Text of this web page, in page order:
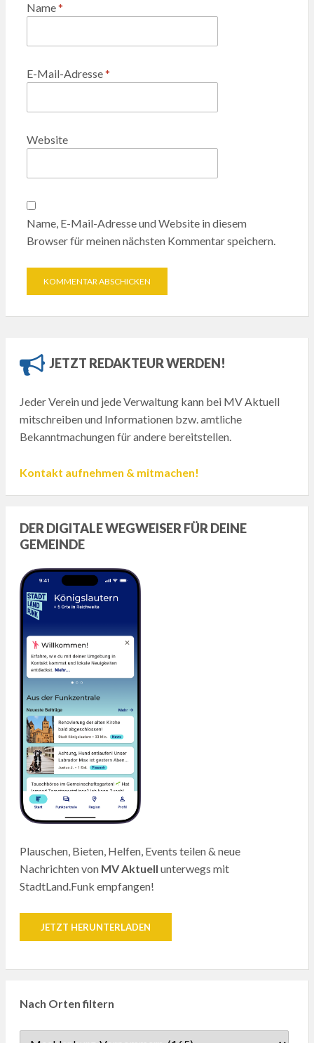
Name*
E-Mail-Adresse*
Website
Name, E-Mail-Adresse und Website in diesem
Browser für meinen nächsten Kommentar speichern.
JETZT REDAKTEUR WERDEN!
Jeder Verein und jede Verwaltung kann bei MV Aktuell
mitschreiben und Informationen bzw. amtliche
Bekanntmachungen für andere bereitstellen.
Kontakt aufnehmen & mitmachen!
DER DIGITALE WEGWEISER FÜR DEINE
GEMEINDE
Plauschen, Bieten, Helfen, Events teilen & neue
Nachrichten von MV Aktuell unterwegs mit
StadtLand.Funk empfangen!
JETZT HERUNTERLADEN
Nach Orten filtern